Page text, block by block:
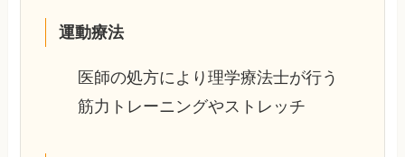
運動療法
医師の処方により理学療法士が行う
筋力トレーニングやストレッチ